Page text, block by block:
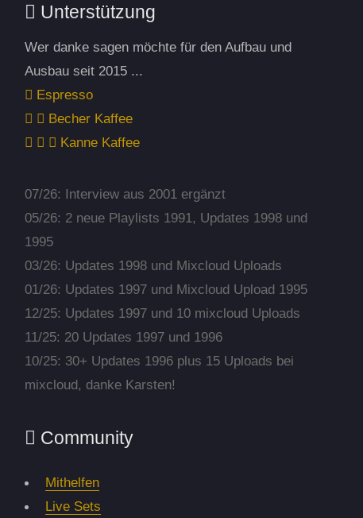
Unterstützung
Wer danke sagen möchte für den Aufbau und
Ausbau seit 2015 ...
Espresso
Becher Kaffee
Kanne Kaffee
07/26: Interview aus 2001 ergänzt
05/26: 2 neue Playlists 1991, Updates 1998 und
1995
03/26: Updates 1998 und Mixcloud Uploads
01/26: Updates 1997 und Mixcloud Upload 1995
12/25: Updates 1997 und 10 mixcloud Uploads
11/25: 20 Updates 1997 und 1996
10/25: 30+ Updates 1996 plus 15 Uploads bei
mixcloud, danke Karsten!
Community
Mithelfen
Live Sets